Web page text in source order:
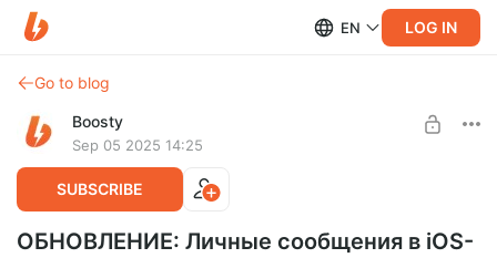
EN LOG IN
Go to blog
Boosty
Sep 05 2025 14:25
SUBSCRIBE
ОБНОВЛЕНИЕ: Личные сообщения в iOS-